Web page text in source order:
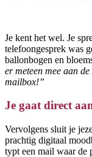
Je kent het wel. Je
telefoongesprek was
ballonbogen en
er meteen mee aan
mailbox!”
Je gaat direct
Vervolgens sluit je
prachtig digitaal
typt een mail waar de